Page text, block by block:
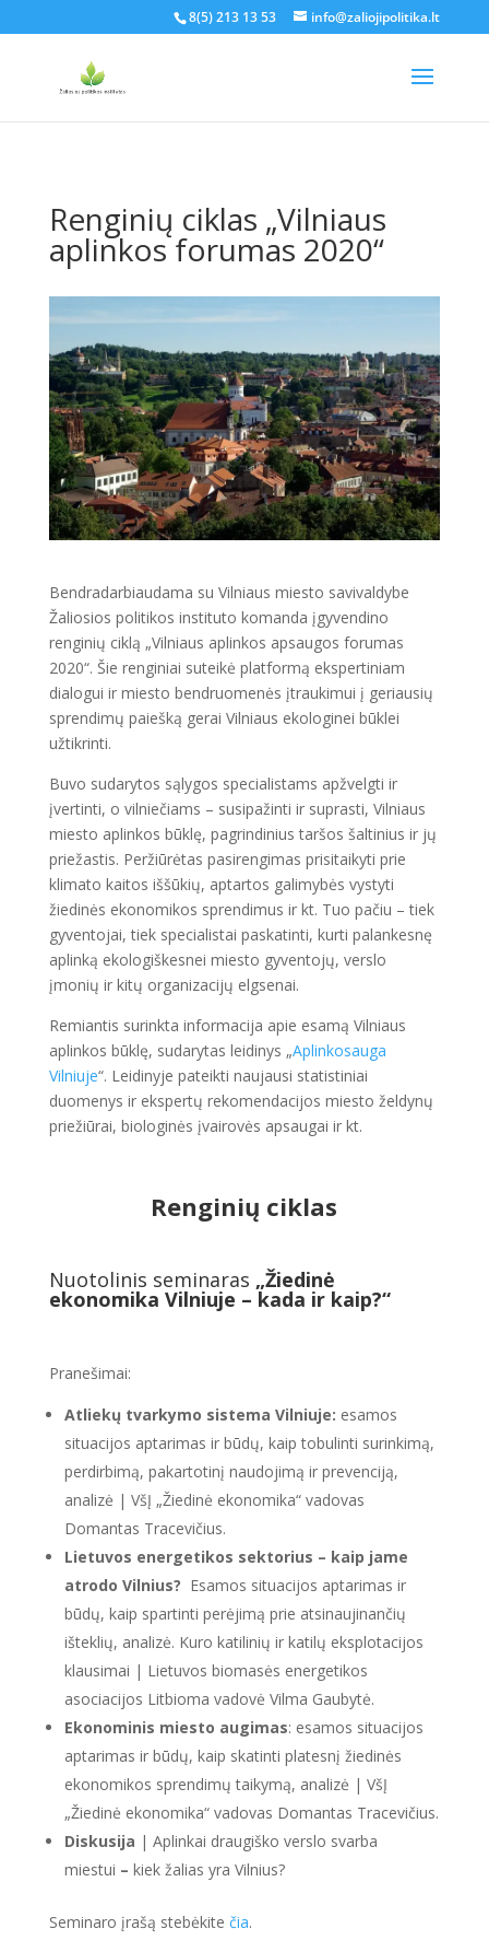
8(5) 213 13 53 info@zaliojipolitika.lt
Renginių ciklas „Vilniaus
aplinkos forumas 2020“
Bendradarbiaudama su Vilniaus miesto savivaldybe
Žaliosios politikos instituto komanda įgyvendino
renginių ciklą „Vilniaus aplinkos apsaugos forumas
2020“. Šie renginiai suteikė platformą ekspertiniam
dialogui ir miesto bendruomenės įtraukimui į geriausių
sprendimų paiešką gerai Vilniaus ekologinei būklei
užtikrinti.
Buvo sudarytos sąlygos specialistams apžvelgti ir
įvertinti, o vilniečiams – susipažinti ir suprasti, Vilniaus
miesto aplinkos būklę, pagrindinius taršos šaltinius ir jų
priežastis. Peržiūrėtas pasirengimas prisitaikyti prie
klimato kaitos iššūkių, aptartos galimybės vystyti
žiedinės ekonomikos sprendimus ir kt. Tuo pačiu – tiek
gyventojai, tiek specialistai paskatinti, kurti palankesnę
aplinką ekologiškesnei miesto gyventojų, verslo
įmonių ir kitų organizacijų elgsenai.
Remiantis surinkta informacija apie esamą Vilniaus
aplinkos būklę, sudarytas leidinys „Aplinkosauga
Vilniuje“. Leidinyje pateikti naujausi statistiniai
duomenys ir ekspertų rekomendacijos miesto želdynų
priežiūrai, biologinės įvairovės apsaugai ir kt.
Renginių ciklas
Nuotolinis seminaras „Žiedinė
ekonomika Vilniuje – kada ir kaip?“
Pranešimai:
Atliekų tvarkymo sistema Vilniuje: esamos
situacijos aptarimas ir būdų, kaip tobulinti surinkimą,
perdirbimą, pakartotinį naudojimą ir prevenciją,
analizė | VšĮ „Žiedinė ekonomika“ vadovas
Domantas Tracevičius.
Lietuvos energetikos sektorius – kaip jame
atrodo Vilnius? Esamos situacijos aptarimas ir
būdų, kaip spartinti perėjimą prie atsinaujinančių
išteklių, analizė. Kuro katilinių ir katilų eksplotacijos
klausimai | Lietuvos biomasės energetikos
asociacijos Litbioma vadovė Vilma Gaubytė.
Ekonominis miesto augimas: esamos situacijos
aptarimas ir būdų, kaip skatinti platesnį žiedinės
ekonomikos sprendimų taikymą, analizė | VšĮ
„Žiedinė ekonomika“ vadovas Domantas Tracevičius.
Diskusija | Aplinkai draugiško verslo svarba
miestui – kiek žalias yra Vilnius?
Seminaro įrašą stebėkite čia.